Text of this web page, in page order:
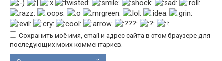
Сохранить моё имя, email и адрес сайта в этом браузере для
последующих моих комментариев.